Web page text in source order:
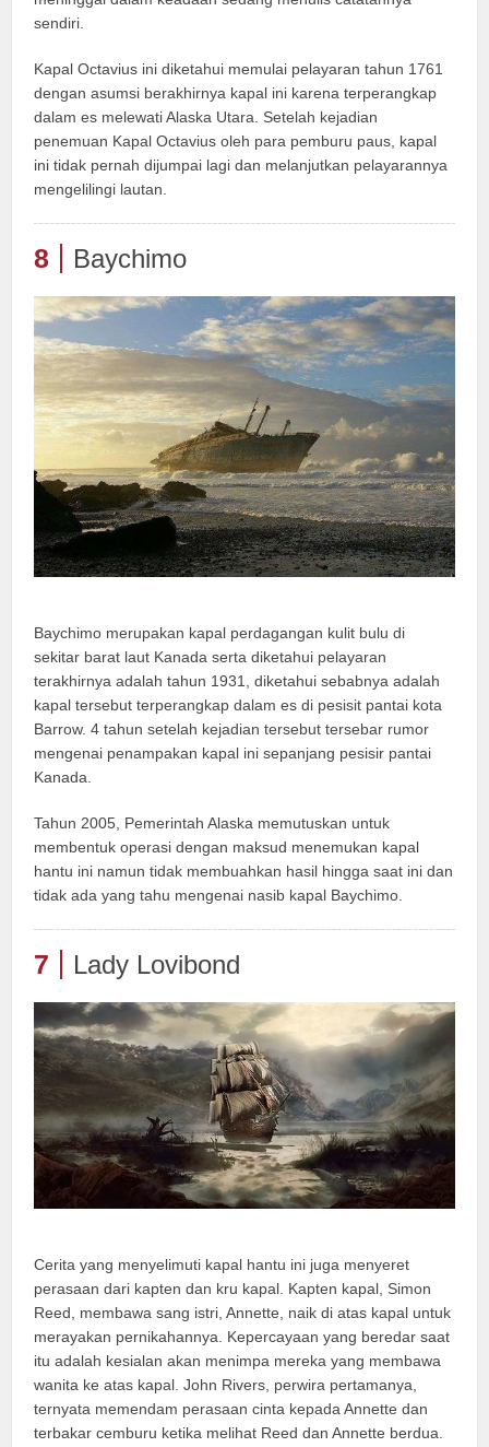
sendiri.
Kapal Octavius ini diketahui memulai pelayaran tahun 1761
dengan asumsi berakhirnya kapal ini karena terperangkap
dalam es melewati Alaska Utara. Setelah kejadian
penemuan Kapal Octavius oleh para pemburu paus, kapal
ini tidak pernah dijumpai lagi dan melanjutkan pelayarannya
mengelilingi lautan.
8 Baychimo
Baychimo merupakan kapal perdagangan kulit bulu di
sekitar barat laut Kanada serta diketahui pelayaran
terakhirnya adalah tahun 1931, diketahui sebabnya adalah
kapal tersebut terperangkap dalam es di pesisit pantai kota
Barrow. 4 tahun setelah kejadian tersebut tersebar rumor
mengenai penampakan kapal ini sepanjang pesisir pantai
Kanada.
Tahun 2005, Pemerintah Alaska memutuskan untuk
membentuk operasi dengan maksud menemukan kapal
hantu ini namun tidak membuahkan hasil hingga saat ini dan
tidak ada yang tahu mengenai nasib kapal Baychimo.
7 Lady Lovibond
Cerita yang menyelimuti kapal hantu ini juga menyeret
perasaan dari kapten dan kru kapal. Kapten kapal, Simon
Reed, membawa sang istri, Annette, naik di atas kapal untuk
merayakan pernikahannya. Kepercayaan yang beredar saat
itu adalah kesialan akan menimpa mereka yang membawa
wanita ke atas kapal. John Rivers, perwira pertamanya,
ternyata memendam perasaan cinta kepada Annette dan
terbakar cemburu ketika melihat Reed dan Annette berdua.